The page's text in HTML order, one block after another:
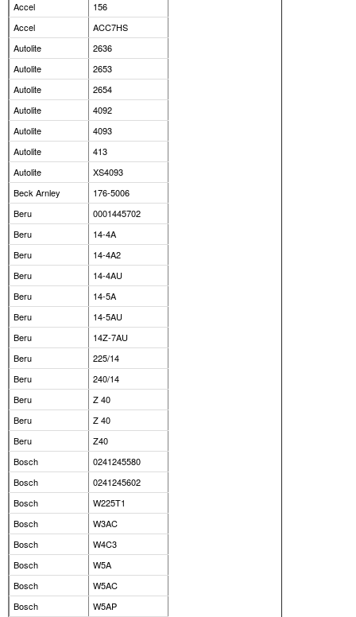
Accel
156
Accel
ACC7HS
Autolite
2636
Autolite
2653
Autolite
2654
Autolite
4092
Autolite
4093
Autolite
413
Autolite
XS4093
Beck Arnley
176-5006
Beru
0001445702
Beru
14-4A
Beru
14-4A2
Beru
14-4AU
Beru
14-5A
Beru
14-5AU
Beru
14Z-7AU
Beru
225/14
Beru
240/14
Beru
Z 40
Beru
Z 40
Beru
Z40
Bosch
0241245580
Bosch
0241245602
Bosch
W225T1
Bosch
W3AC
Bosch
W4C3
Bosch
W5A
Bosch
W5AC
Bosch
W5AP